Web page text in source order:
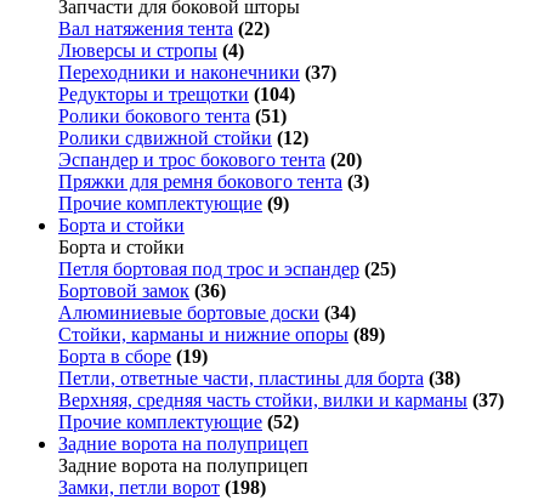
Запчасти для боковой шторы
Вал натяжения тента (22)
Люверсы и стропы (4)
Переходники и наконечники (37)
Редукторы и трещотки (104)
Ролики бокового тента (51)
Ролики сдвижной стойки (12)
Эспандер и трос бокового тента (20)
Пряжки для ремня бокового тента (3)
Прочие комплектующие (9)
Борта и стойки
Борта и стойки
Петля бортовая под трос и эспандер (25)
Бортовой замок (36)
Алюминиевые бортовые доски (34)
Стойки, карманы и нижние опоры (89)
Борта в сборе (19)
Петли, ответные части, пластины для борта (38)
Верхняя, средняя часть стойки, вилки и карманы (37)
Прочие комплектующие (52)
Задние ворота на полуприцеп
Задние ворота на полуприцеп
Замки, петли ворот (198)